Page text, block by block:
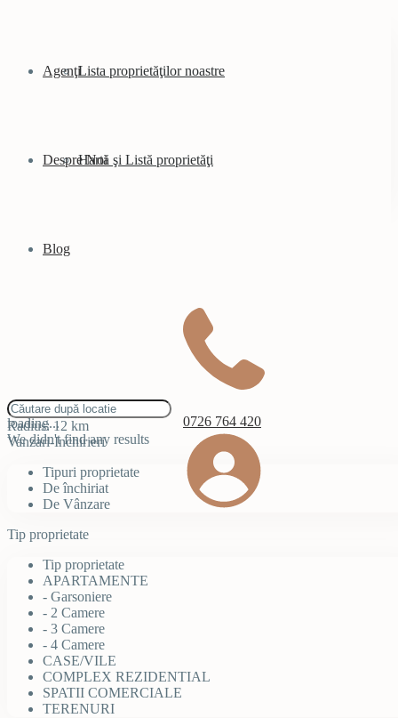
Lista proprietăţilor noastre
Hartă şi Listă proprietăţi
Agenţi
Despre Noi
Blog
0726 764 420
click to enable zoom
loading...
We didn't find any results
Radius:12 km
Vanzari-Inchirieri
Tipuri proprietate
De închiriat
De Vânzare
Tip proprietate
Tip proprietate
APARTAMENTE
- Garsoniere
- 2 Camere
- 3 Camere
- 4 Camere
CASE/VILE
COMPLEX REZIDENTIAL
SPATII COMERCIALE
TERENURI